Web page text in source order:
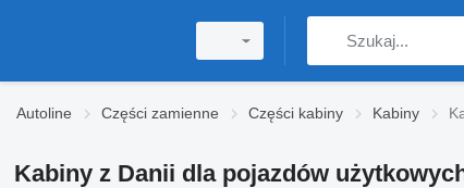
Autoline Części zamienne Części kabiny Kabiny
Kabiny z Danii dla pojazdów